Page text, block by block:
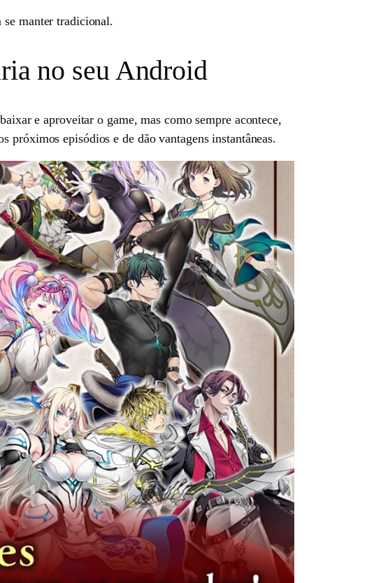
se manter tradicional.
no seu Android
e aproveitar o game, mas como sempre acontece,
próximos episódios e de dão vantagens instantâneas.